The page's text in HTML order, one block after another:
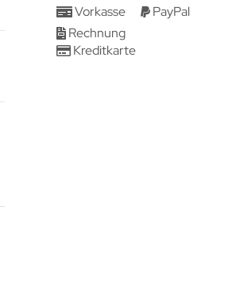
Vorkasse
PayPal
Rechnung
Kreditkarte